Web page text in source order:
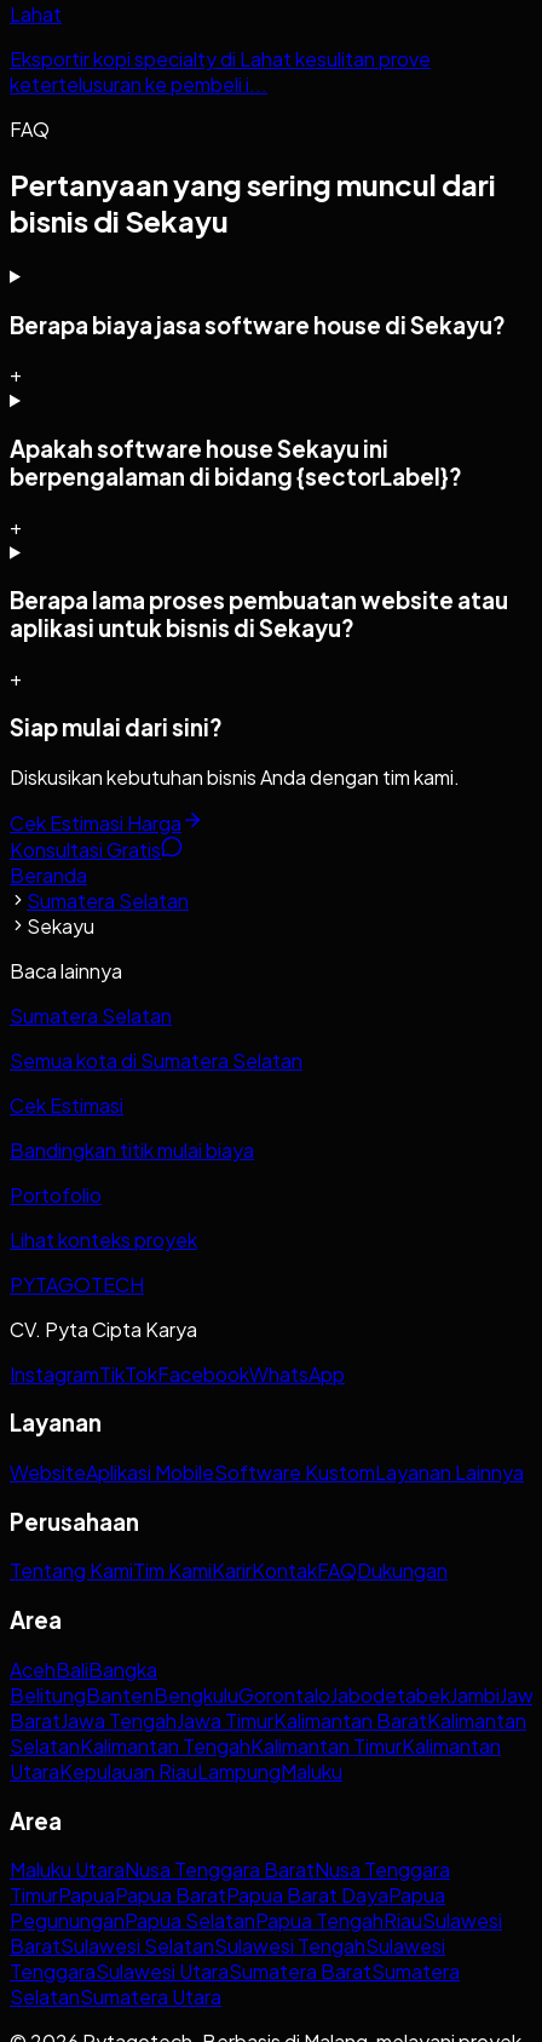
Lahat
Eksportir kopi specialty di Lahat kesulitan prove
ketertelusuran ke pembeli i...
FAQ
Pertanyaan yang sering muncul dari
bisnis di Sekayu
Berapa biaya jasa software house di Sekayu?
+
Apakah software house Sekayu ini
berpengalaman di bidang {sectorLabel}?
+
Berapa lama proses pembuatan website atau
aplikasi untuk bisnis di Sekayu?
+
Siap mulai dari sini?
Diskusikan kebutuhan bisnis Anda dengan tim kami.
Cek Estimasi Harga
Konsultasi Gratis
Beranda
Sumatera Selatan
Sekayu
Baca lainnya
Sumatera Selatan
Semua kota di Sumatera Selatan
Cek Estimasi
Bandingkan titik mulai biaya
Portofolio
Lihat konteks proyek
PYTAGOTECH
CV. Pyta Cipta Karya
InstagramTikTokFacebookWhatsApp
Layanan
WebsiteAplikasi MobileSoftware KustomLayanan Lainnya
Perusahaan
Tentang KamiTim KamiKarirKontakFAQDukungan
Area
AcehBaliBangka
BelitungBantenBengkuluGorontaloJabodetabekJambi
BaratJawa TengahJawa TimurKalimantan BaratKalimantan
SelatanKalimantan TengahKalimantan TimurKalimantan
UtaraKepulauan RiauLampungMaluku
Area
Maluku UtaraNusa Tenggara BaratNusa Tenggara
TimurPapuaPapua BaratPapua Barat DayaPapua
PegununganPapua SelatanPapua TengahRiauSulawesi
BaratSulawesi SelatanSulawesi TengahSulawesi
TenggaraSulawesi UtaraSumatera BaratSumatera
SelatanSumatera Utara